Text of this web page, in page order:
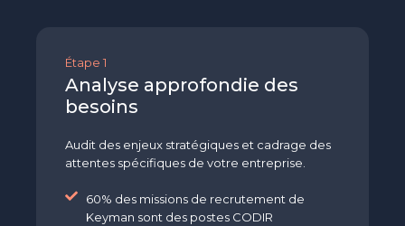
Étape 1
Analyse approfondie des
besoins
Audit des enjeux stratégiques et cadrage des
attentes spécifiques de votre entreprise.
60% des missions de recrutement de
Keyman sont des postes CODIR